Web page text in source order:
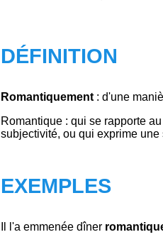
DÉFINITION
Romantiquement : d'une
Romantique : qui se rapporte
subjectivité, ou qui exprime
EXEMPLES
Il l'a emmenée dîner